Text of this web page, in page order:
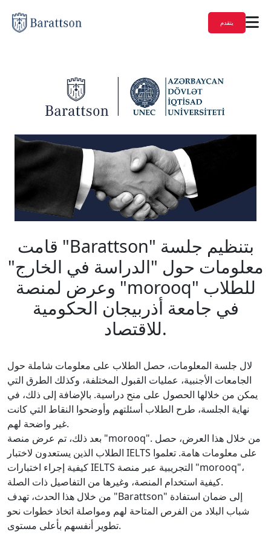
يتقدم
قامت "Barattson" بتنظيم جلسة
معلومات حول "الدراسة في الخارج"
وعرض لمنصة "morooq" للطلاب
في جامعة أذربيجان الحكومية
للاقتصاد.
لال جلسة المعلومات، حصل الطلاب على معلومات شاملة حول
الجامعات الأجنبية، عمليات القبول المختلفة، وكذلك الطرق التي
يمكن من خلالها الحصول على منح دراسية. بالإضافة إلى ذلك، في
نهاية الجلسة، طرح الطلاب أسئلتهم وأوضحوا النقاط التي كانت
غير واضحة لهم.
بعد ذلك، تم عرض منصة "morooq". من خلال هذا العرض، حصل
الطلاب الذين يستعدون لاختبار IELTS على معلومات هامة. تعلموا
كيفية إجراء اختبارات IELTS التجريبية عبر منصة "morooq"،
كيفية استخدام المنصة، وغيرها من التفاصيل ذات الصلة.
من خلال هذا الحدث، تهدف "Barattson" إلى ضمان استفادة
شباب البلاد من الفرص المتاحة لهم ومواصلة اتخاذ خطوات نحو
تطوير أنفسهم بأعلى مستوى.